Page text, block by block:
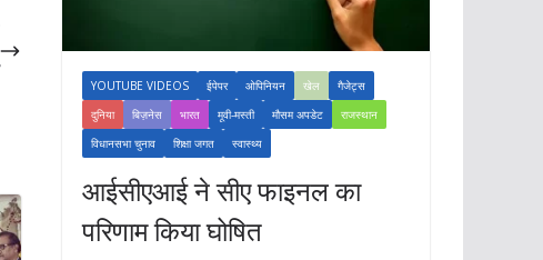
YOUTUBE VIDEOS ईपेपर ओपिनियन खेल
गैजेट्स
दुनिया
बिज़नेस भारत मूवी-मस्ती मौसम अपडेट
राजस्थान
विधानसभा चुनाव
शिक्षा जगत स्वास्थ्य
आईसीएआई ने सीए फाइनल का
परिणाम किया घोषित